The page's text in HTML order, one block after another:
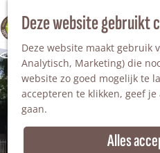
Deze website gebruikt
Deze website maakt gebruik
Analytisch, Marketing) die
website zo goed mogelijk te
accepteren te klikken, geef
gaan.
Alles
100% WINTERSWIJK
Z
o
e
k
e
n
M
e
n
u